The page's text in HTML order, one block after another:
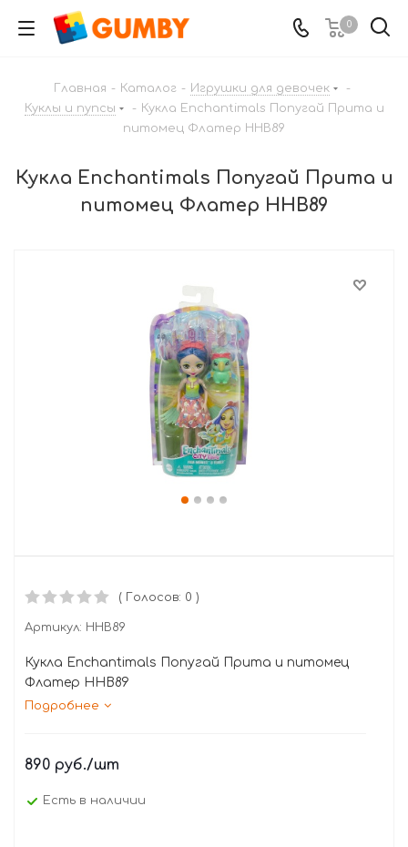
0
Главная - Каталог - Игрушки для девочек
-
Куклы и пупсы
- Кукла Enchantimals Попугай Прита и
питомец Флатер HHB89
Кукла Enchantimals Попугай Прита и
питомец Флатер HHB89
( Голосов: 0 )
Артикул: HHB89
Кукла Enchantimals Попугай Прита и питомец
Флатер HHB89
Подробнее
890 руб./шт
Есть в наличии